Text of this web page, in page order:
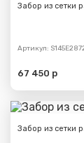
Забор из сетки
Артикул:
67 450 р
Забор из сетки